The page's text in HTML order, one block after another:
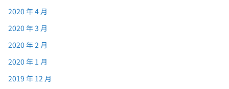
2020 年 4 月
2020 年 3 月
2020 年 2 月
2020 年 1 月
2019 年 12 月